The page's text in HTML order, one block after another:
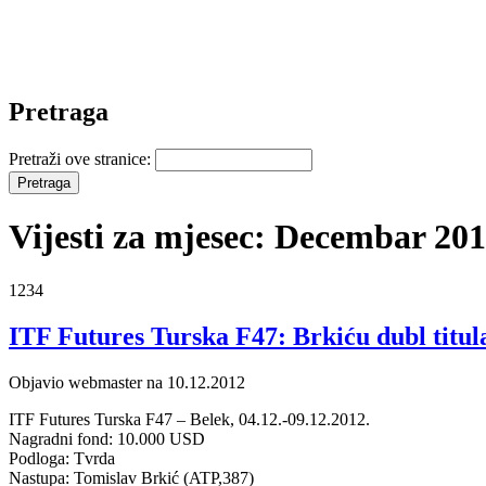
Pretraga
Pretraži ove stranice:
Vijesti za mjesec: Decembar
1234
ITF Futures Turska F47: Brkiću dubl
Objavio webmaster na 10.12.2012
ITF Futures Turska F47 – Belek, 04.12.-09.12.2012.
Nagradni fond: 10.000 USD
Podloga: Tvrda
Nastupa: Tomislav Brkić (ATP,387)